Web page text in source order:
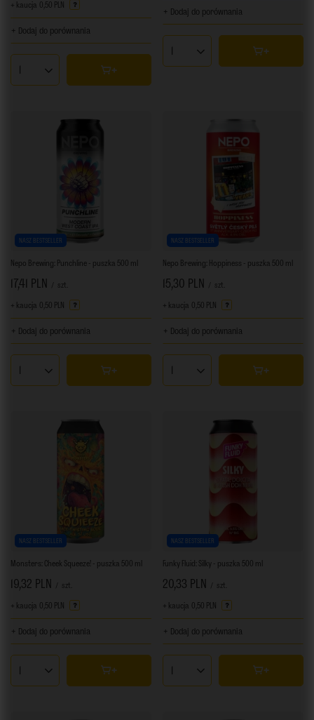
+ kaucja 0,50 PLN
+ Dodaj do porównania
Ilość produktów
+ Dodaj do porównania
Ilość produktów
NASZ BESTSELLER
Nepo Brewing: Punchline - puszka 500 ml
17,41 PLN szt.
+ kaucja 0,50 PLN
+ Dodaj do porównania
Ilość produktów
NASZ BESTSELLER
Nepo Brewing: Hoppiness - puszka 500 ml
15,30 PLN szt.
+ kaucja 0,50 PLN
+ Dodaj do porównania
Ilość produktów
NASZ BESTSELLER
Monsters: Cheek Squeeze! - puszka 500 ml
19,32 PLN szt.
+ kaucja 0,50 PLN
+ Dodaj do porównania
Ilość produktów
NASZ BESTSELLER
Funky Fluid: Silky - puszka 500 ml
20,33 PLN szt.
+ kaucja 0,50 PLN
+ Dodaj do porównania
Ilość produktów